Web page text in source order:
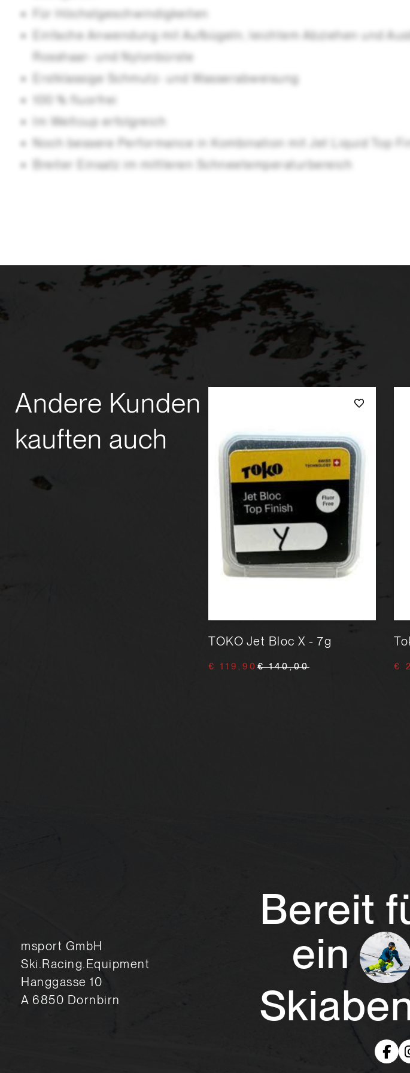
Für Höchstgeschwindigkeiten
Einfache Anwendung mit Aufbügeln, leichtem Abziehen und
Rosshaar- und Nylonbürste
Erstklassige Schmutz- und Wasserabweisung
100 % fluorfrei
Im Weltcup erfolgreich
Noch bessere Performance in Kombination mit Jet Liquid Top
Breiter Einsatz im mittleren Schneetemperaturbereich
Andere Kunden
kauften auch
TOKO Jet Bloc X - 7g
€ 119,90 € 140,00 €
msport GmbH
Ski.Racing.Equipment
Hanggasse 10
A 6850 Dornbirn
Bereit
ein